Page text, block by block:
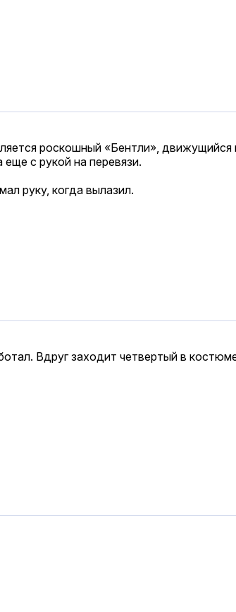
роскошный «Бентли», движущийся
с рукой на перевязи.
руку, когда вылазил.
Вдруг заходит четвертый в